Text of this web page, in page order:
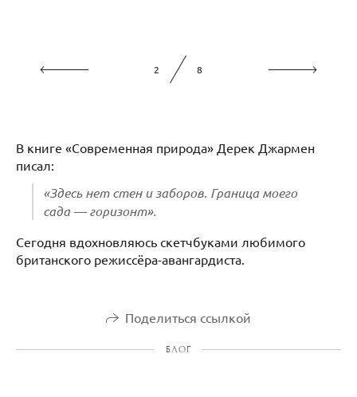
2 8
В книге «Современная природа» Дерек Джармен
писал:
«Здесь нет стен и заборов. Граница моего
сада — горизонт».
Сегодня вдохновляюсь скетчбуками любимого
британского режиссёра-авангардиста.
Поделиться ссылкой
БЛОГ